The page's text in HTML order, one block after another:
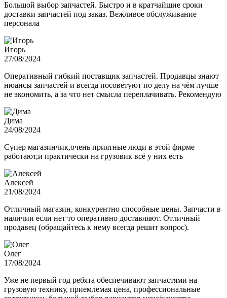
Большой выбор запчастей. Быстро и в кратчайшие сроки
доставки запчастей под заказ. Вежливое обслуживание
персонала
Игорь
27/08/2024
Оперативный гибкий поставщик запчастей. Продавцы знают
нюансы запчастей и всегда посоветуют по делу на чём лучше
не экономить, а за что нет смысла переплачивать. Рекомендую
Дима
24/08/2024
Супер магазинчик,очень приятные люди в этой фирме
работают,и практически на грузовик всё у них есть
Алексей
21/08/2024
Отличный магазин, конкурентно способные цены. Запчасти в
наличии если нет то оперативно доставляют. Отличный
продавец (обращайтесь к нему всегда решит вопрос).
Олег
17/08/2024
Уже не первый год ребята обеспечивают запчастями на
грузовую технику, приемлемая цена, профессиональные